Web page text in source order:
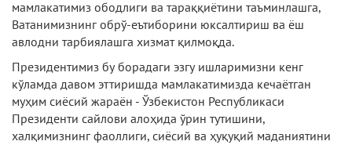
мамлакатимиз ободлиги ва тараққиётини таъминлашга,
Ватанимизнинг обрў-еътиборини юксалтириш ва ёш
авлодни тарбиялашга хизмат қилмоқда.
Президентимиз бу борадаги эзгу ишларимизни кенг
кўламда давом эттиришда мамлакатимизда кечаётган
муҳим сиёсий жараён - Ўзбекистон Республикаси
Президенти сайлови алоҳида ўрин тутишини,
халқимизнинг фаоллиги, сиёсий ва ҳуқуқий маданиятини